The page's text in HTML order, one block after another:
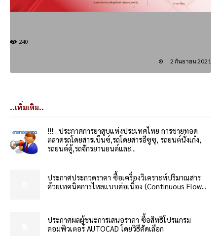
240
2 กันยายน 2021
..เพิ่มเติม..
!!!…ประกาศการยาสูบแห่งประเทศไทย การขายทอด
ตลาดรถโดยสารเบ็นซ์,รถโดยสารอีซูซุ, รถยนต์นั่งเก๋ง,
รถยนต์ตู้,รถจักรยานยนต์และ...
ประกาศประกวดราคา ซื้อเครื่องวิเคราะห์ปริมาณสาร
ด้วยเทคนิคการไหลแบบต่อเนื่อง (Continuous Flow...
ประกาศผลผู้ชนะการเสนอราคา ซื้อสิทธิโปรแกรม
คอมพิวเตอร์ AUTOCAD โดยวิธีคัดเลือก